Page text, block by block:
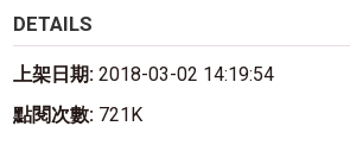
DETAILS
上架日期: 2018-03-02 14:19:54
點閱次數: 721K